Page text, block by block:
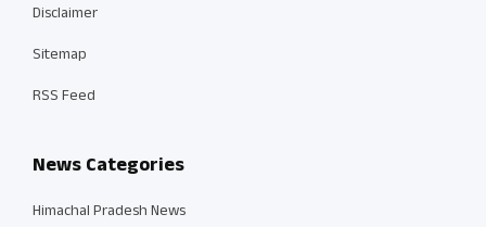
Disclaimer
Sitemap
RSS Feed
News Categories
Himachal Pradesh News